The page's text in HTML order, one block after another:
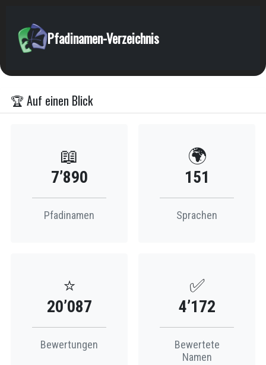
Pfadinamen-Verzeichnis
🏆 Auf einen Blick
📖
7’890
Pfadinamen
🌍
151
Sprachen
⭐
20’087
Bewertungen
✅
4’172
Bewertete
Namen